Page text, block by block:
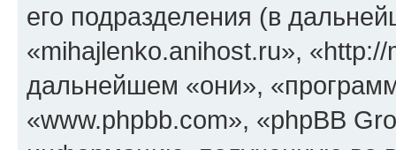
его подразделения (в
«mihajlenko.anihost.ru»,
дальнейшем «они»,
«www.phpbb.com», «phpBB